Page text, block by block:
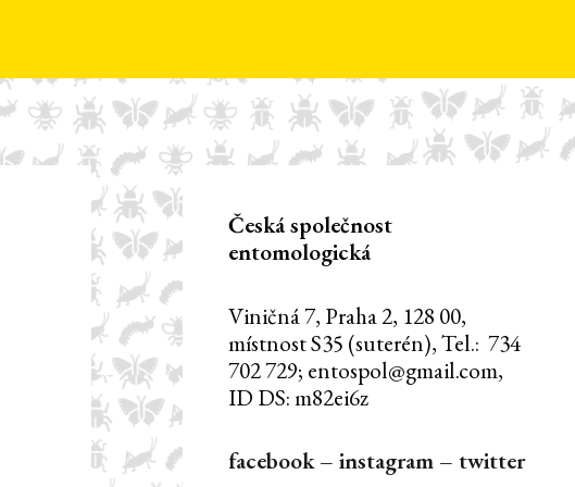
Česká společnost
entomologická
Viničná 7, Praha 2, 128 00,
místnost S35 (suterén), Tel.: 734
702 729; entospol@gmail.com,
ID DS: m82ei6z
facebook– instagram– twitter